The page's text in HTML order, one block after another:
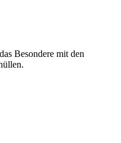
Besondere mit den